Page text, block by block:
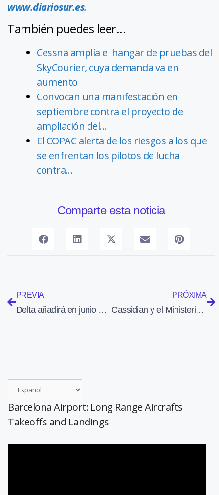
www.diariosur.es.
También puedes leer...
Cessna amplía el hangar de pruebas del
SkyCourier, cuya demanda va en
aumento
Convocan una manifestación en
septiembre contra el proyecto de
ampliación del…
El COPAC alerta de los riesgos a los que
se enfrentan los pilotos de lucha
contra…
Comparte esta noticia
PREVIA
Delta añadirá en junio una segunda frecuencia entre Atlanta y Bogotá
PRÓXIMA
Cassidian y el Ministerio de Interior francés presentan una solución de banda ancha móvil para la seguridad pública
Barcelona Airport: Long Range Aircrafts
Takeoffs and Landings